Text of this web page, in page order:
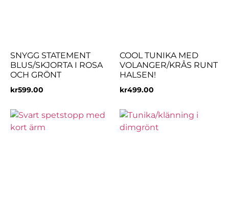
SNYGG STATEMENT
BLUS/SKJORTA I ROSA
OCH GRÖNT
kr599.00
COOL TUNIKA MED
VOLANGER/KRÅS RUNT
HALSEN!
kr499.00